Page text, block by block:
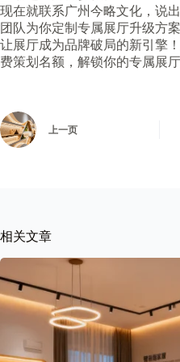
现在就联系广州今略文化，说
团队为你定制专属展厅升级方
让展厅成为品牌破局的新引擎
费策划名额，解锁你的专属展
上一页
相关文章